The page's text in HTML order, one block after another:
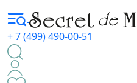
+ 7 (499) 490-00-51